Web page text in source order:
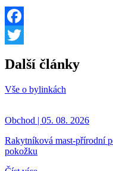
Facebook
Další články
Vše o bylinkách
Obchod | 05. 08. 2026
Rakytníková mast-přírodní
pokožku